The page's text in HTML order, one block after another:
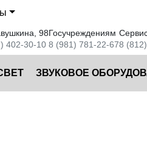
98
402-30-10
Госучреждениям
8 (981) 781-22-678
ЗВУКОВОЕ